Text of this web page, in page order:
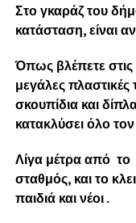
Στο γκαράζ του
κατάσταση, είναι
Όπως βλέπετε
μεγάλες
σκουπίδια και
κατακλύσει όλο
Λίγα μέτρα από το
σταθμός, και το
παιδιά και νέοι .